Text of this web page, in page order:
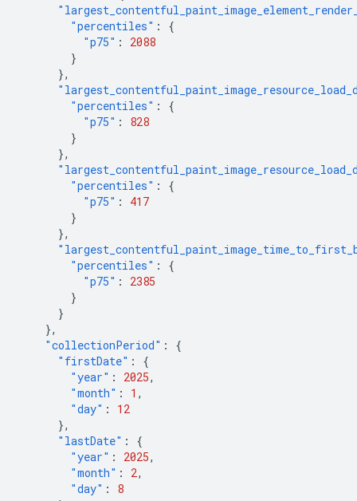
"percentiles" :
{
"p75" :
2088
}
},
"percentiles" :
{
"p75" :
828
}
},
"percentiles" :
{
"p75" :
417
}
},
"percentiles" :
{
"p75" :
2385
}
}
},
"collectionPeriod" :
{
"firstDate" :
{
"year" : 2025,
"month" : 1 ,
"day" :
12
},
"lastDate" :
{
"year" : 2025,
"month" : 2,
"day" :
8